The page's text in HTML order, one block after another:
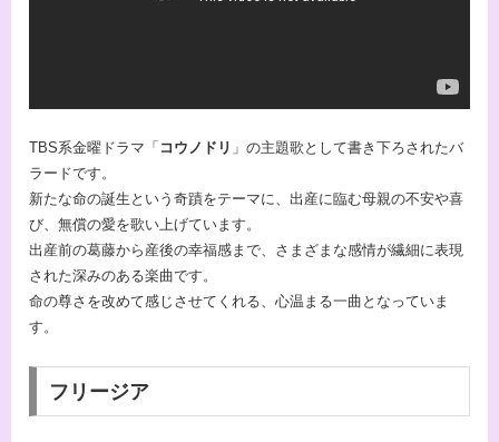
TBS系金曜ドラマ「 コウノドリ 」の主題歌として書き下ろされたバ
ラードです。
新たな命の誕生という奇蹟をテーマに、出産に臨む母親の不安や喜
び、無償の愛を歌い上げています。
出産前の葛藤から産後の幸福感まで、さまざまな感情が繊細に表現
された深みのある楽曲です。
命の尊さを改めて感じさせてくれる、心温まる一曲となっていま
す。
フリージア